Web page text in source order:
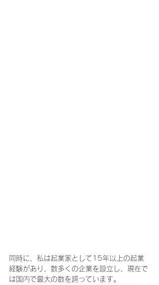
同時に、私は起業家として15年以上の起業
経験があり、数多くの企業を設立し、現在で
は国内で最大の数を誇っています。